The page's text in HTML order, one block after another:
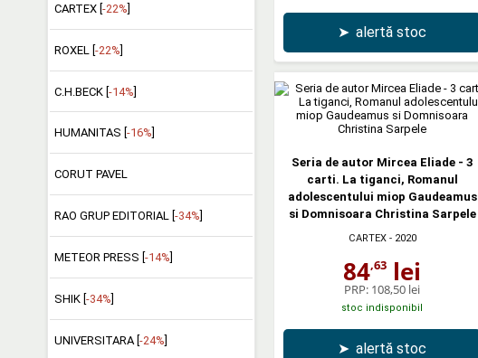
CARTEX [ -22%
ROXEL [-22%]
C.H.BECK [-14%]
HUMANITAS [ -16%
CORUT PAVEL
RAO GRUP EDITORIAL [ -34%
METEOR PRESS [ -14%
SHIK [ -34%
UNIVERSITARA [ -24%
➤ alertă stoc
Seria de autor Mircea Eliade - 3
carti. La tiganci, Romanul
adolescentului miop Gaudeamus
si Domnisoara Christina Sarpele
CARTEX- 2020
84,63 lei
PRP: 108,50 lei
stoc indisponibil
➤ alertă stoc